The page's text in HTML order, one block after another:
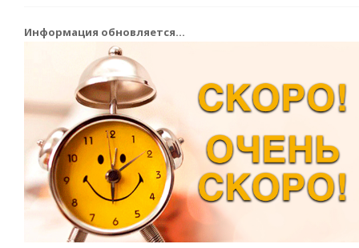
Информация обновляется...